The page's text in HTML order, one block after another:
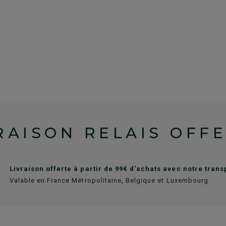
RELAIS
Livraison offerte à partir de 99€ d'achats avec notre
Valable en France Métropolitaine, Belgique et Luxembourg.